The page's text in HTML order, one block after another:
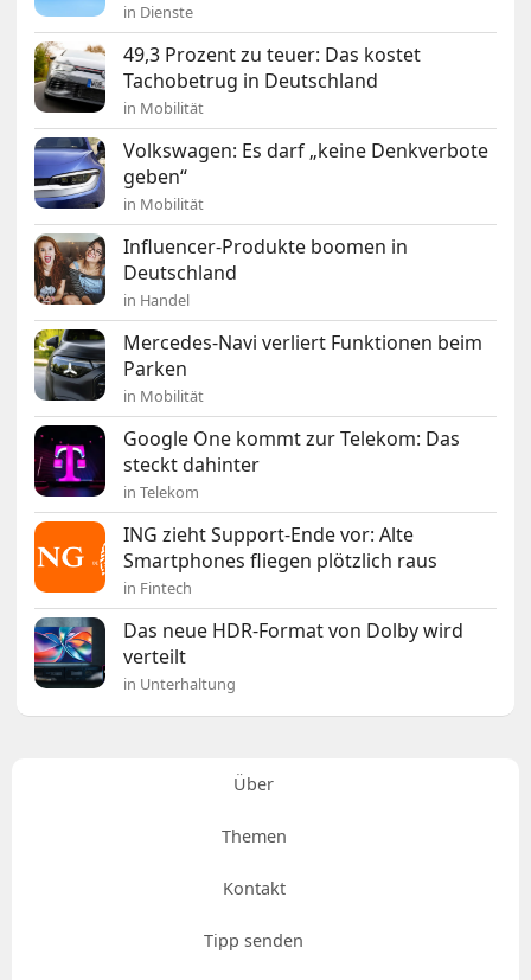
in Dienste
49,3 Prozent zu teuer: Das kostet
Tachobetrug in Deutschland
in Mobilität
Volkswagen: Es darf „keine Denkverbote
geben“
in Mobilität
Influencer-Produkte boomen in
Deutschland
in Handel
Mercedes-Navi verliert Funktionen beim
Parken
in Mobilität
Google One kommt zur Telekom: Das
steckt dahinter
in Telekom
ING zieht Support-Ende vor: Alte
Smartphones fliegen plötzlich raus
in Fintech
Das neue HDR-Format von Dolby wird
verteilt
in Unterhaltung
Über
Themen
Kontakt
Tipp senden